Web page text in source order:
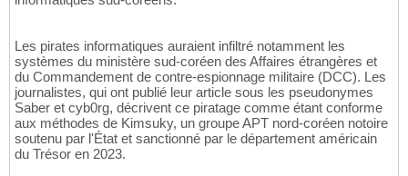
Les pirates informatiques auraient infiltré notamment les
systèmes du ministère sud-coréen des Affaires étrangères et
du Commandement de contre-espionnage militaire (DCC). Les
journalistes, qui ont publié leur article sous les pseudonymes
Saber et cyb0rg, décrivent ce piratage comme étant conforme
aux méthodes de Kimsuky, un groupe APT nord-coréen notoire
soutenu par l'État et sanctionné par le département américain
du Trésor en 2023.